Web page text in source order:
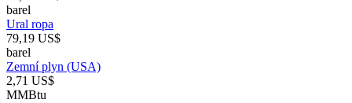
barel
Ural ropa
79,19 US$
barel
Zemní plyn (USA)
2,71 US$
MMBtu